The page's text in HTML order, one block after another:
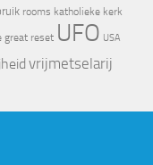
rooms katholieke kerk
great reset UFO USA
vrijmetselarij